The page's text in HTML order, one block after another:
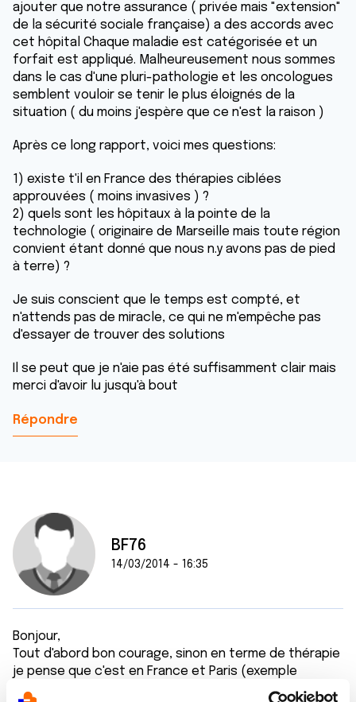
ajouter que notre assurance ( privée mais "extension"
de la sécurité sociale française) a des accords avec
cet hôpital Chaque maladie est catégorisée et un
forfait est appliqué. Malheureusement nous sommes
dans le cas d'une pluri-pathologie et les oncologues
semblent vouloir se tenir le plus éloignés de la
situation ( du moins j'espère que ce n'est la raison )
Après ce long rapport, voici mes questions:
1) existe t'il en France des thérapies ciblées
approuvées ( moins invasives ) ?
2) quels sont les hôpitaux à la pointe de la
technologie ( originaire de Marseille mais toute région
convient étant donné que nous n.y avons pas de pied
à terre) ?
Je suis conscient que le temps est compté, et
n'attends pas de miracle, ce qui ne m'empêche pas
d'essayer de trouver des solutions
Il se peut que je n'aie pas été suffisamment clair mais
merci d'avoir lu jusqu'à bout
Répondre
BF76
14/03/2014 - 16:35
Bonjour,
Tout d'abord bon courage, sinon en terme de thérapie
je pense que c'est en France et Paris (exemple
Institut Gustave Roussy à Villejuif) que vous trouverez